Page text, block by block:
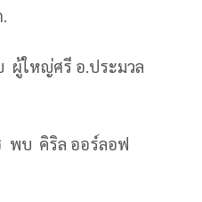
ผู้ใหญ่ศรี อ.ประมวล
พบ คิริล ออร์ลอฟ